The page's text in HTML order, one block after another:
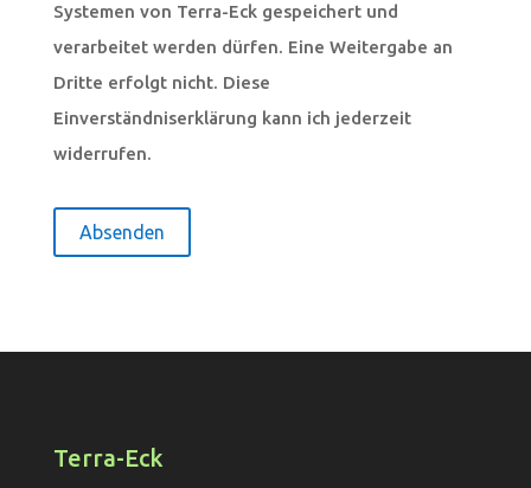
Systemen von Terra-Eck gespeichert und
verarbeitet werden dürfen. Eine Weitergabe an
Dritte erfolgt nicht. Diese
Einverständniserklärung kann ich jederzeit
widerrufen.
n
Terra-Eck